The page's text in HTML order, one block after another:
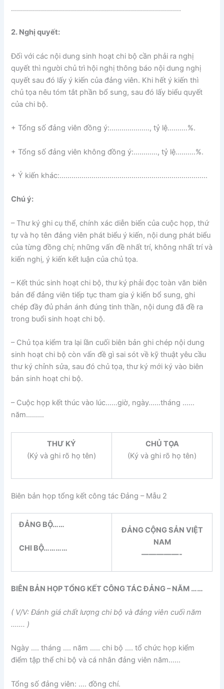
………………………………………………………………………….
2. Nghị quyết:
Đối với các nội dung sinh hoạt chi bộ cần phải ra nghị
quyết thì người chủ trì hội nghị thông báo nội dung nghị
quyết sau đó lấy ý kiến của đảng viên. Khi hết ý kiến thì
chủ tọa nêu tóm tắt phần bổ sung, sau đó lấy biểu quyết
của chi bộ.
+ Tổng số đảng viên đồng ý:……………….., tỷ lệ……….%.
+ Tổng số đảng viên không đồng ý:…………, tỷ lệ……….%.
+ Ý kiến khác:………………………………………………………………..
Chú ý:
– Thư ký ghi cụ thể, chính xác diễn biến của cuộc họp, thứ
tự và họ tên đảng viên phát biểu ý kiến, nội dung phát biểu
của từng đồng chí; những vấn đề nhất trí, không nhất trí và
kiến nghị, ý kiến kết luận của chủ tọa.
– Kết thúc sinh hoạt chi bộ, thư ký phải đọc toàn văn biên
bản để đảng viên tiếp tục tham gia ý kiến bổ sung, ghi
chép đầy đủ phản ánh đúng tinh thần, nội dung đã đề ra
trong buổi sinh hoạt chi bộ.
– Chủ tọa kiểm tra lại lần cuối biên bản ghi chép nội dung
sinh hoạt chi bộ còn vấn đề gì sai sót về kỹ thuật yêu cầu
thư ký chỉnh sửa, sau đó chủ tọa, thư ký mới ký vào biên
bản sinh hoạt chi bộ.
– Cuộc họp kết thúc vào lúc……giờ, ngày……tháng ……
năm………
THƯ KÝ
(Ký và ghi rõ họ tên)
CHỦ TỌA
(Ký và ghi rõ họ tên)
Biên bản họp tổng kết công tác Đảng – Mẫu 2
ĐẢNG BỘ……
CHI BỘ…………
ĐẢNG CỘNG SẢN VIỆT
NAM
—————-
BIÊN BẢN HỌP TỔNG KẾT CÔNG TÁC ĐẢNG – NĂM ……
( V/V: Đánh giá chất lượng chi bộ và đảng viên cuối năm
……. )
Ngày …. tháng …. năm ….. chi bộ …. tổ chức họp kiểm
điểm tập thể chi bộ và cá nhân đảng viên năm……
Tổng số đảng viên: …. đồng chí.